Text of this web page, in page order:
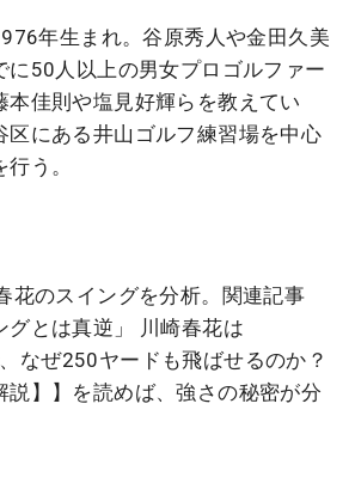
年生まれ。谷原秀人や金田久美
に50人以上の男女プロゴルファー
本佳則や塩見好輝らを教えてい
区にある井山ゴルフ練習場を中心
う。
花のスイングを分析。関連記事
グとは真逆」 川崎春花は
なぜ250ヤードも飛ばせるのか？
説】】を読めば、強さの秘密が分